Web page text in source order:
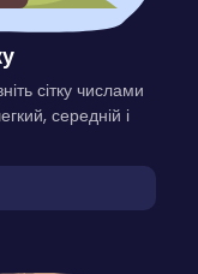
сітку числами
середній і